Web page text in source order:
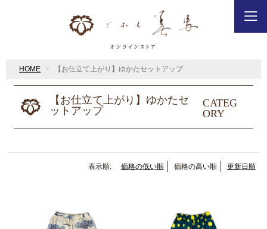
HOME 【お仕立て上がり】ゆかたセットアップ
CATEG
ORY
【お仕立て上がり】ゆかたセ
ットアップ
表示順: 価格の低い順 価格の高い順 更新日順